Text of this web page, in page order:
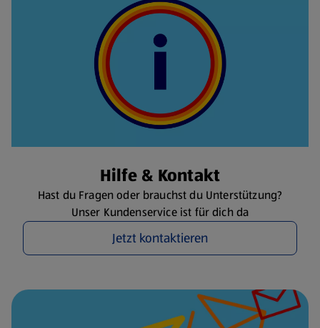
Hilfe & Kontakt
Hast du Fragen oder brauchst du Unterstützung?
Unser Kundenservice ist für dich da
Jetzt kontaktieren